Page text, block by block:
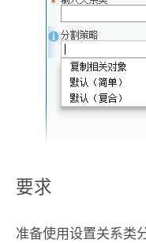
要求
准备使用设置关系类